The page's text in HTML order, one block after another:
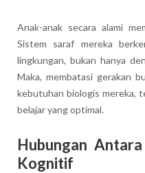
Anak-anak secara alami
Sistem saraf mereka
lingkungan, bukan hanya
Maka, membatasi gerakan
kebutuhan biologis mereka,
belajar yang optimal.
Hubungan
Kognitif